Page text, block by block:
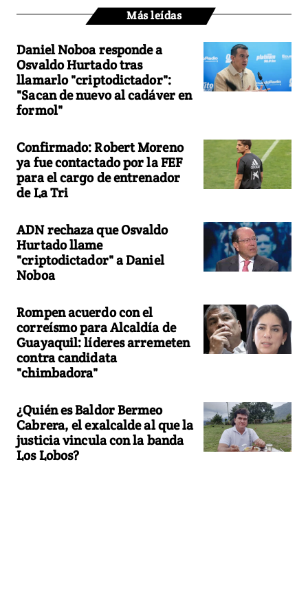
Más leídas
Daniel Noboa responde a
Osvaldo Hurtado tras
llamarlo "criptodictador":
"Sacan de nuevo al cadáver en
formol"
Confirmado: Robert Moreno
ya fue contactado por la FEF
para el cargo de entrenador
de La Tri
ADN rechaza que Osvaldo
Hurtado llame
"criptodictador" a Daniel
Noboa
Rompen acuerdo con el
correísmo para Alcaldía de
Guayaquil: líderes arremeten
contra candidata
"chimbadora"
¿Quién es Baldor Bermeo
Cabrera, el exalcalde al que la
justicia vincula con la banda
Los Lobos?